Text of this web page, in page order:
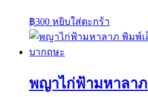
฿300 หยิบใส่ตะกร้า
พญาไก่ฟ้ามหาลาภ